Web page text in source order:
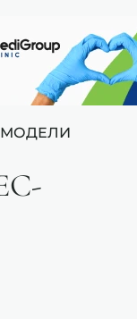
МОДЕЛИ